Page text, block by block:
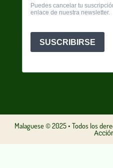
Malaguese © 2025 • Todos los